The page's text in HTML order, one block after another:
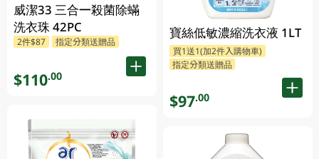
威潔33 三合一殺菌除蟎
洗衣珠 42PC
2件$87 指定分類送贈品
$110.00
寶絲低敏濃縮洗衣液 1LT
買1送1(加2件入購物車)
指定分類送贈品
$97.00